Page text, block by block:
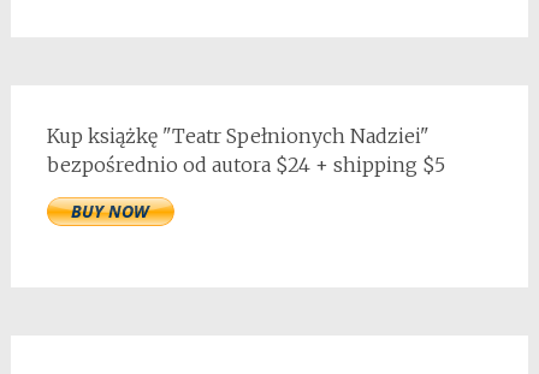
Kup książkę "Teatr Spełnionych Nadziei"
bezpośrednio od autora $24 + shipping $5